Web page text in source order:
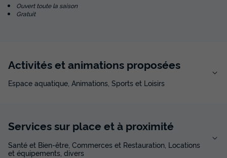
Ouvert toute la saison
Gratuit
Activités et animations proposées
Espace aquatique, Animations, Sports et Loisirs
Services sur place et à proximité
Santé et Bien-être, Commerces et Restauration, Locations
et équipements, divers